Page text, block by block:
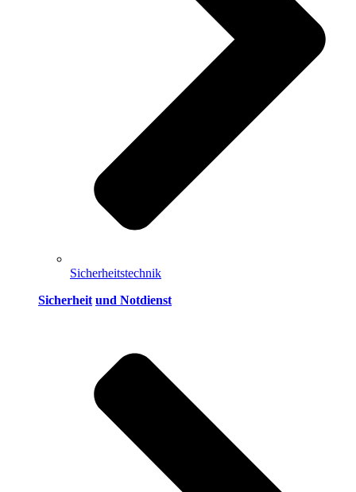
Sicherheitstechnik
Sicherheit und Notdienst